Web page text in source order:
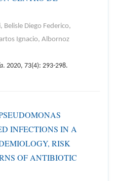
Belisle Diego Federico,
Ignacio, Albornoz
. 2020, 73(4): 293-298.
INFECTIONS IN A
RISK
OF ANTIBIOTIC